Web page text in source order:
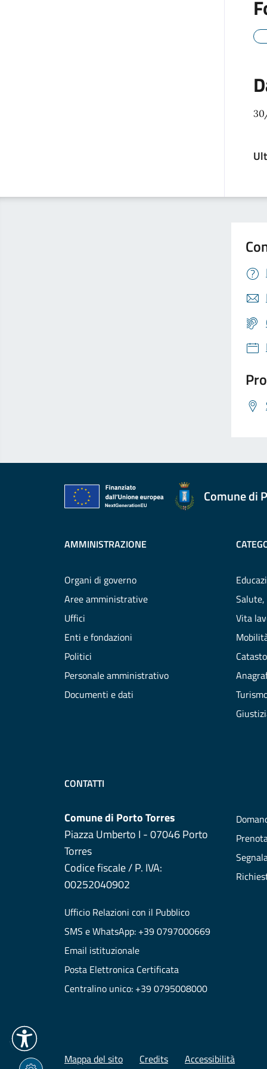
Comune di
AMMINISTRAZIONE
Organi di governo
Aree amministrative
Uffici
Enti e fondazioni
Politici
Personale amministrativo
Documenti e dati
Salute,
Vita
CONTATTI
Comune di Porto Torres
Piazza Umberto I - 07046 Porto
Torres
Codice fiscale / P. IVA:
00252040902
Ufficio Relazioni con il Pubblico
SMS e WhatsApp: +39 0797000669
Email istituzionale
Posta Elettronica Certificata
Centralino unico: +39 0795008000
Mappa del sito Credits Accessibilità